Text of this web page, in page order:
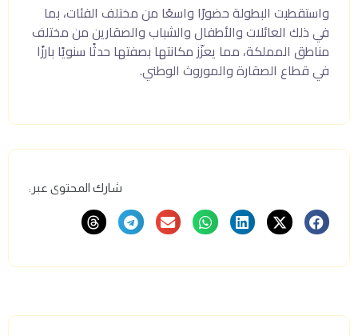
واستقطبت البطولة حضورًا واسعًا من مختلف الفئات، بما
في ذلك العائلات والأطفال والشباب والصقارين من مختلف
مناطق المملكة، مما يعزّز مكانتها بصفتها حدثًا سنويًا بارزًا
في قطاع الصقارة والموروث الوطني.
شارك المحتوى عبر: